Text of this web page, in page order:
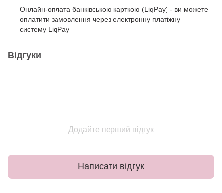
Онлайн-оплата банківською карткою (LiqPay) - ви можете
оплатити замовлення через електронну платіжну
систему LiqPay
Відгуки
Додайте перший відгук
Написати відгук